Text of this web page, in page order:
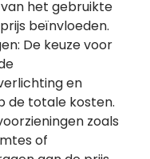
het gebruikte
beïnvloeden.
De keuze voor
en
de totale kosten.
zoals
of